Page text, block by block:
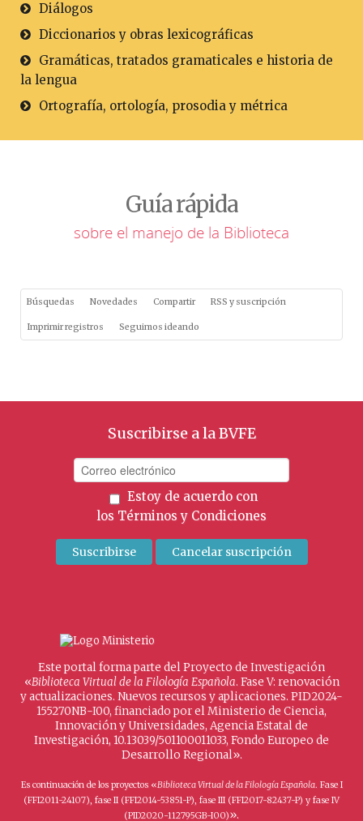
Diálogos
Diccionarios y obras lexicográficas
Gramáticas, tratados gramaticales e historia de
la lengua
Ortografía, ortología, prosodia y métrica
Guía rápida
sobre el manejo de la Biblioteca
Búsquedas Novedades Compartir RSS y suscripción
Imprimir registros Seguimos ideando
Suscribirse a la BVFE
Estoy de acuerdo con
los Términos y Condiciones
Este portal forma parte del Proyecto de Investigación
«Biblioteca Virtual de la Filología Española. Fase V: renovación
y actualizaciones. Nuevos recursos y aplicaciones. PID2024-
155270NB-I00, financiado por el Ministerio de Ciencia,
Innovación y Universidades, Agencia Estatal de
Investigación, 10.13039/501100011033, Fondo Europeo de
Desarrollo Regional».
Es continuación de los proyectos «Biblioteca Virtual de la Filología Española. Fase I
(FFI2011-24107), fase II (FFI2014-53851-P), fase III (FFI2017-82437-P) y fase IV
(PID2020-112795GB-I00)».